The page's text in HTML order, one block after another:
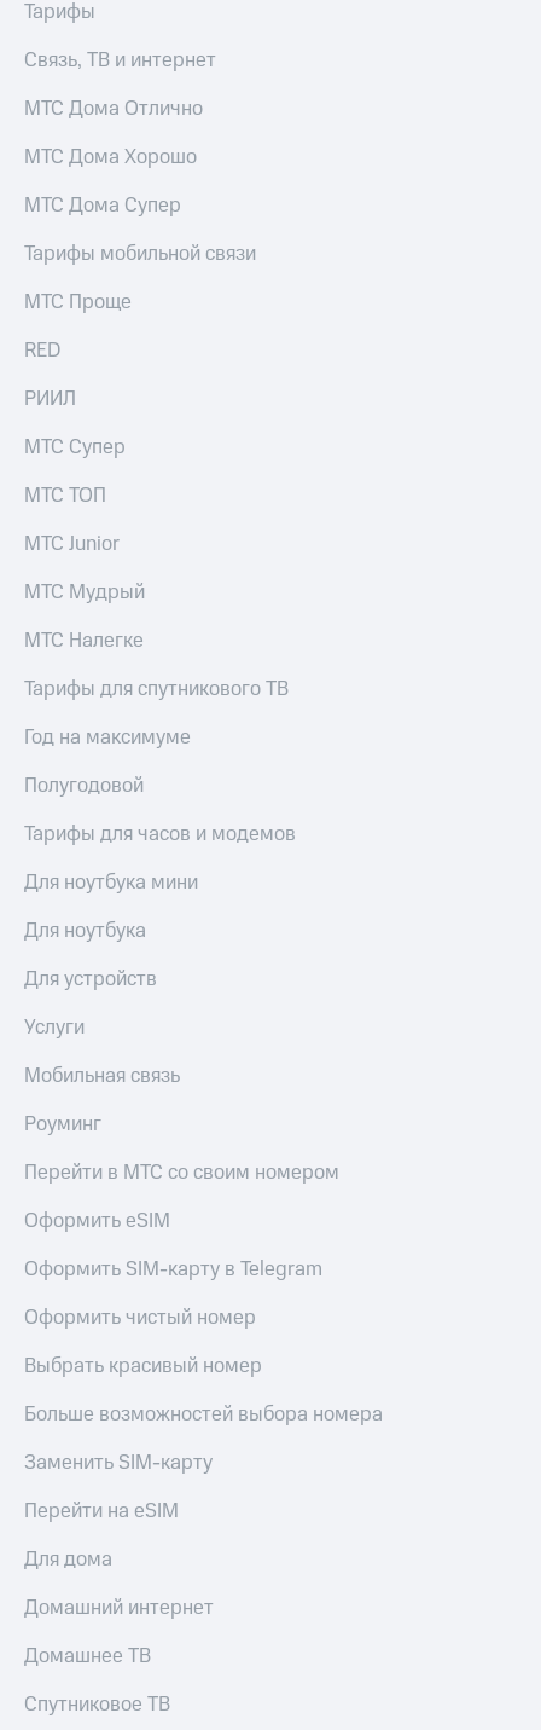
Финансы
Детям
Здоровье
и фитнес
Приложения
от МТС
Акции
Приложения
Музыка
КИОН
Гудок
МТС
Все
приложения
Инвестиции
Получайте
онлайн
полисов
МТС
Накопления
Откладывайте
деньги
и получайте
доход 15%
Платежи
переводы
Пополнить
МТС
Настройки
номер
оператора
Оплата
интернета
Гудок
Мой
МТС
Все
приложения
доход
онлайн
Скидка 30%
на связь
С картой
МТС
Деньги
МТС
деньги
доход 15%
Условия
30%
RED,
при оплате
Обзоры
товаров
Скидки
до 40%
на смартфоны
покупке
со связью
Тарифы
Связь, ТВ и интернет
МТС Дома Отлично
МТС Дома Хорошо
МТС Дома Супер
Тарифы мобильной связи
МТС Проще
RED
РИИЛ
МТС Супер
МТС ТОП
МТС Junior
МТС Мудрый
МТС Налегке
Тарифы для спутникового ТВ
Год на максимуме
Полугодовой
Тарифы для часов и модемов
Для ноутбука мини
Для ноутбука
Для устройств
Услуги
Мобильная связь
Роуминг
Перейти в МТС со своим номером
Оформить eSIM
Оформить SIM-карту в Telegram
Оформить чистый номер
Выбрать красивый номер
Больше возможностей выбора номера
Заменить SIM-карту
Перейти на eSIM
Для дома
Домашний интернет
Домашнее ТВ
Спутниковое ТВ